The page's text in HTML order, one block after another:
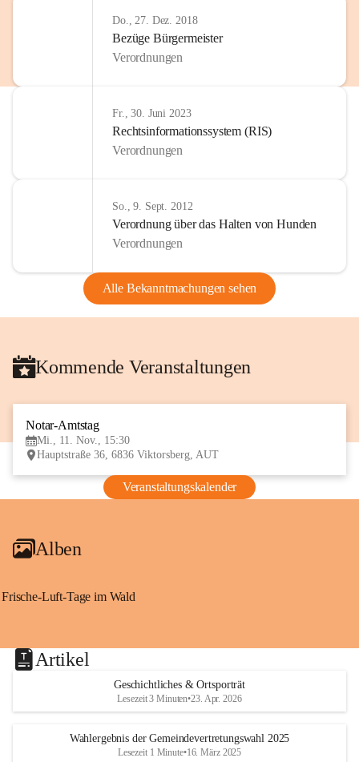
Do., 27. Dez. 2018
Bezüge Bürgermeister
Verordnungen
Fr., 30. Juni 2023
Rechtsinformationssystem (RIS)
Verordnungen
So., 9. Sept. 2012
Verordnung über das Halten von Hunden
Verordnungen
Alle Bekanntmachungen sehen
Kommende Veranstaltungen
Notar-Amtstag
Mi., 11. Nov., 15:30
Hauptstraße 36, 6836 Viktorsberg, AUT
Veranstaltungskalender
Alben
Frische-Luft-Tage im Wald
Artikel
Geschichtliches & Ortsporträt
Lesezeit 3 Minuten•23. Apr. 2026
Wahlergebnis der Gemeindevertretungswahl 2025
Lesezeit 1 Minute•16. März 2025